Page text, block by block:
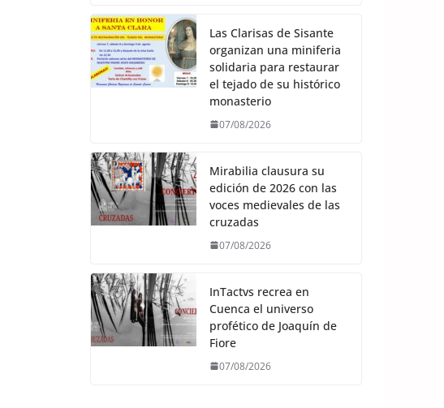
Las Clarisas de Sisante
organizan una miniferia
solidaria para restaurar
el tejado de su histórico
monasterio
07/08/2026
Mirabilia clausura su
edición de 2026 con las
voces medievales de las
cruzadas
07/08/2026
InTactvs recrea en
Cuenca el universo
profético de Joaquín de
Fiore
07/08/2026